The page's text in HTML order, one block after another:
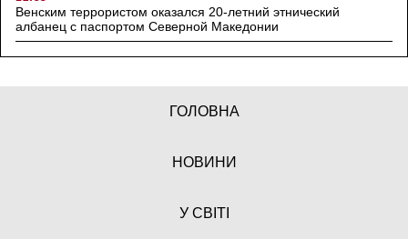
Венским террористом оказался 20-летний этнический
албанец с паспортом Северной Македонии
ГОЛОВНА
НОВИНИ
У СВІТІ